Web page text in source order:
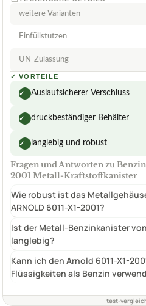
weitere Varianten
Einfüllstutzen
UN-Zulassung
✓ VORTEILE
✓ Auslaufsicherer Verschluss
✓ druckbeständiger Behälter
✓ langlebig und robust
Fragen und Antworten zu
2001 Metall-Kraftstoffkanister
Wie robust ist das
ARNOLD 6011-X1-2001?
Ist der Metall-Benzinkanister
langlebig?
Kann ich den Arnold 6011-X1-
Flüssigkeiten als Benzin
test-